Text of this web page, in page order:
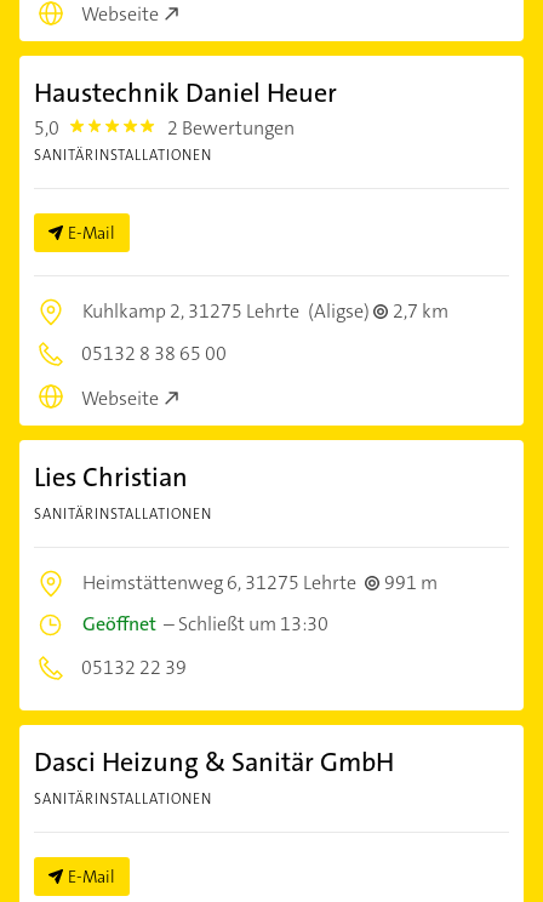
Webseite
Haustechnik Daniel Heuer
5,0 5.0 2 Bewertungen
SANITÄRINSTALLATIONEN
E-Mail
Kuhlkamp 2,31275 Lehrte (Aligse)
2,7 km
05132 8 38 65 00
Webseite
Lies Christian
SANITÄRINSTALLATIONEN
Heimstättenweg 6,31275 Lehrte
991 m
Geöffnet –Schließt um 13:30
05132 22 39
Dasci Heizung & Sanitär GmbH
SANITÄRINSTALLATIONEN
E-Mail